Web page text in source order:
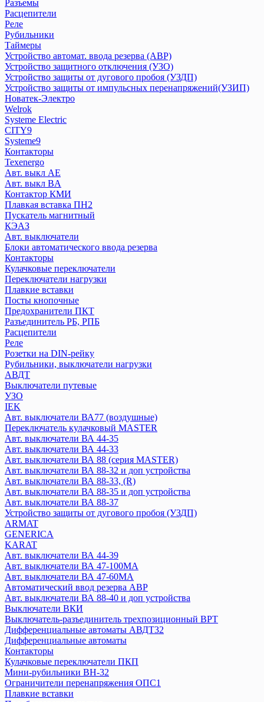
Дифференциальный автомат АД
Контакторы
Ограничитель импульсных напряжений ОПВ
Переключатели
Плавкие вставки ПВЦ,ППН
Приставка контактная
Пускатели КМЭ
Разъемы
Расцепители
Реле
Рубильники
Таймеры
Устройство автомат. ввода резерва (АВР)
Устройство защитного отключения (УЗО)
Устройство защиты от дугового пробоя (УЗДП)
Устройство защиты от импульсных перенапряжений(УЗИП)
Новатек-Электро
Welrok
Systeme Electric
CITY9
Systeme9
Контакторы
Texenergo
Реле времени
Авт. выкл AE
Авт. выкл BA
Контактор КМИ
Плавкая вставка ПН2
Пускатель магнитный
КЭАЗ
Выключатель нагрузки
Авт. выключатели
Блоки автоматического ввода резерва
Контакторы
Кулачковые переключатели
Переключатели нагрузки
Плавкие вставки
Посты кнопочные
Предохранители ПКТ
Разъединитель РБ, РПБ
Расцепители
Реле
Розетки на DIN-рейку
Рубильники, выключатели нагрузки
АВДТ
Выключатели путевые
УЗО
IEK
Авт. выключатели ВА77 (воздушные)
Разъемы
Расцепители
Реле
Рубильники
Таймеры
Устройство автомат. ввода резерва (АВР)
Устройство защитного отключения (УЗО)
Устройство защиты от дугового пробоя (УЗДП)
Устройство защиты от импульсных перенапряжений(УЗИП)
Новатек-Электро
Welrok
Systeme Electric
CITY9
Systeme9
Контакторы
Texenergo
Авт. выкл AE
Авт. выкл BA
Контактор КМИ
Плавкая вставка ПН2
Пускатель магнитный
КЭАЗ
Авт. выключатели
Блоки автоматического ввода резерва
Контакторы
Кулачковые переключатели
Переключатели нагрузки
Плавкие вставки
Посты кнопочные
Предохранители ПКТ
Разъединитель РБ, РПБ
Расцепители
Реле
Розетки на DIN-рейку
Рубильники, выключатели нагрузки
АВДТ
Выключатели путевые
УЗО
IEK
Авт. выключатели ВА77 (воздушные)
Переключатель кулачковый MASTER
Авт. выключатели ВА 44-35
Авт. выключатели ВА 44-33
Авт. выключатели ВА 88 (серия MASTER)
Авт. выключатели ВА 88-32 и доп устройства
Авт. выключатели ВА 88-33, (R)
Авт. выключатели ВА 88-35 и доп устройства
Авт. выключатели ВА 88-37
Устройство защиты от дугового пробоя (УЗДП)
ARMAT
GENERICA
KARAT
Авт. выключатели ВА 44-39
Авт. выключатели ВА 47-100MA
Авт. выключатели ВА 47-60MA
Автоматический ввод резерва АВР
Авт. выключатели ВА 88-40 и доп устройства
Выключатели ВКИ
Выключатель-разъединитель трехпозиционный ВРТ
Дифференциальные автоматы АВДТ32
Дифференциальные автоматы
Контакторы
Кулачковые переключатели ПКП
Мини-рубильники ВН-32
Ограничители перенапряжения ОПС1
Плавкие вставки